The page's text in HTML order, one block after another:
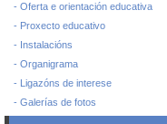
- Oferta e orientación educativa
- Proxecto educativo
- Instalacións
- Organigrama
- Ligazóns de interese
- Galerías de fotos